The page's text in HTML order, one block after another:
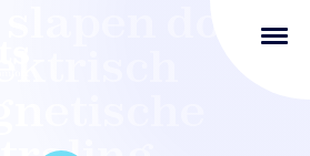
door